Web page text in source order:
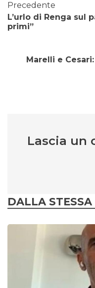
Precedente
L’urlo di Renga sul
primi”
Marelli e
Lascia un
DALLA STESSA